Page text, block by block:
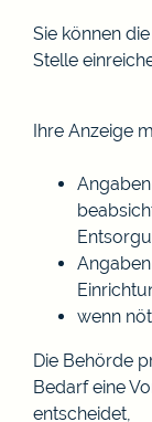
Sie können
Stelle
Ihre Anzeige
wenn
Die Behörde
Bedarf eine
entscheidet,